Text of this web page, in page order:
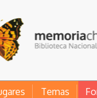
Temas